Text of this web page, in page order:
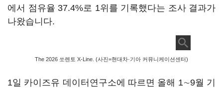
에서 점유율 37.4%로 1위를 기록했다는 조사 결과가
나왔습니다.
The 2026 쏘렌토 X-Line. (사진=현대차·기아 커뮤니케이션센터)
1일 카이즈유 데이터연구소에 따르면 올해 1∼9월 기